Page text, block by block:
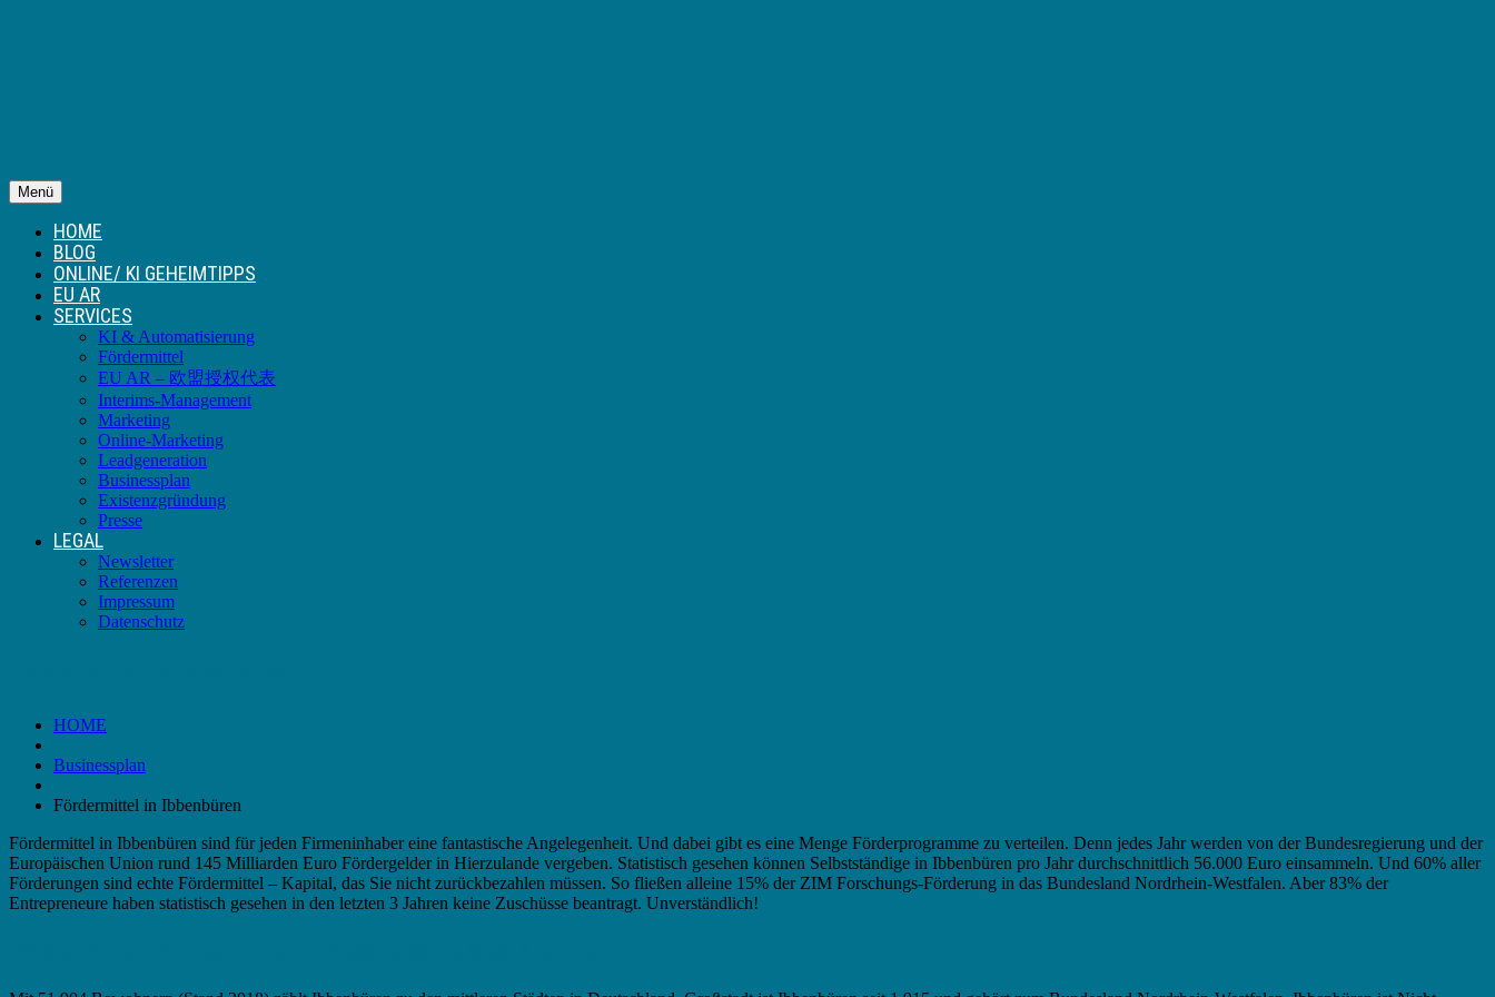
Menü
HOME
BLOG
ONLINE/ KI GEHEIMTIPPS
EU AR
SERVICES
KI & Automatisierung
Fördermittel
EU AR – 欧盟授权代表
Interims-Management
Marketing
Online-Marketing
Leadgeneration
Businessplan
Existenzgründung
Presse
LEGAL
Newsletter
Referenzen
Impressum
Datenschutz
HOME
Businessplan
Fördermittel in Ibbenbüren
Fördermittel in Ibbenbüren sind für jeden Firmeninhaber eine fantastische Angelegenheit. Und dabei gibt es eine Menge Förderprogramme zu verteilen. Denn jedes Jahr werden von der Bundesregierung und der
Europäischen Union rund 145 Milliarden Euro Fördergelder in Hierzulande vergeben. Statistisch gesehen können Selbstständige in Ibbenbüren pro Jahr durchschnittlich 56.000 Euro einsammeln. Und 60% aller
Förderungen sind echte Fördermittel – Kapital, das Sie nicht zurückbezahlen müssen. So fließen alleine 15% der ZIM Forschungs-Förderung in das Bundesland Nordrhein-Westfalen. Aber 83% der
Entrepreneure haben statistisch gesehen in den letzten 3 Jahren keine Zuschüsse beantragt. Unverständlich!